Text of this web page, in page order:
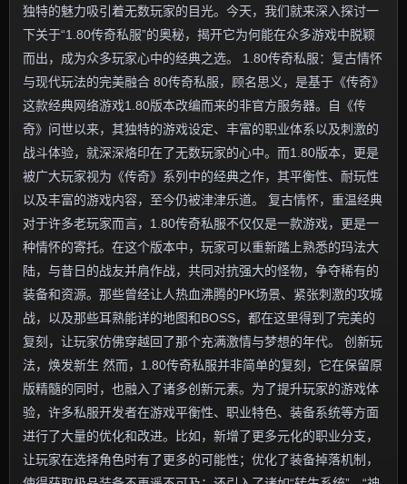
独特的魅力吸引着无数玩家的目光。今天，我们就来深入探讨一
下关于“1.80传奇私服”的奥秘，揭开它为何能在众多游戏中脱颖
而出，成为众多玩家心中的经典之选。 1.80传奇私服：复古情怀
与现代玩法的完美融合 80传奇私服，顾名思义，是基于《传奇》
这款经典网络游戏1.80版本改编而来的非官方服务器。自《传
奇》问世以来，其独特的游戏设定、丰富的职业体系以及刺激的
战斗体验，就深深烙印在了无数玩家的心中。而1.80版本，更是
被广大玩家视为《传奇》系列中的经典之作，其平衡性、耐玩性
以及丰富的游戏内容，至今仍被津津乐道。 复古情怀，重温经典
对于许多老玩家而言，1.80传奇私服不仅仅是一款游戏，更是一
种情怀的寄托。在这个版本中，玩家可以重新踏上熟悉的玛法大
陆，与昔日的战友并肩作战，共同对抗强大的怪物，争夺稀有的
装备和资源。那些曾经让人热血沸腾的PK场景、紧张刺激的攻城
战，以及那些耳熟能详的地图和BOSS，都在这里得到了完美的
复刻，让玩家仿佛穿越回了那个充满激情与梦想的年代。 创新玩
法，焕发新生 然而，1.80传奇私服并非简单的复刻，它在保留原
版精髓的同时，也融入了诸多创新元素。为了提升玩家的游戏体
验，许多私服开发者在游戏平衡性、职业特色、装备系统等方面
进行了大量的优化和改进。比如，新增了更多元化的职业分支，
让玩家在选择角色时有了更多的可能性；优化了装备掉落机制，